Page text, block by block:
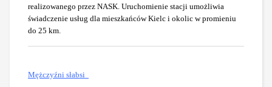
realizowanego przez NASK. Uruchomienie stacji umożliwia
świadczenie usług dla mieszkańców Kielc i okolic w promieniu
do 25 km.
Mężczyźni słabsi